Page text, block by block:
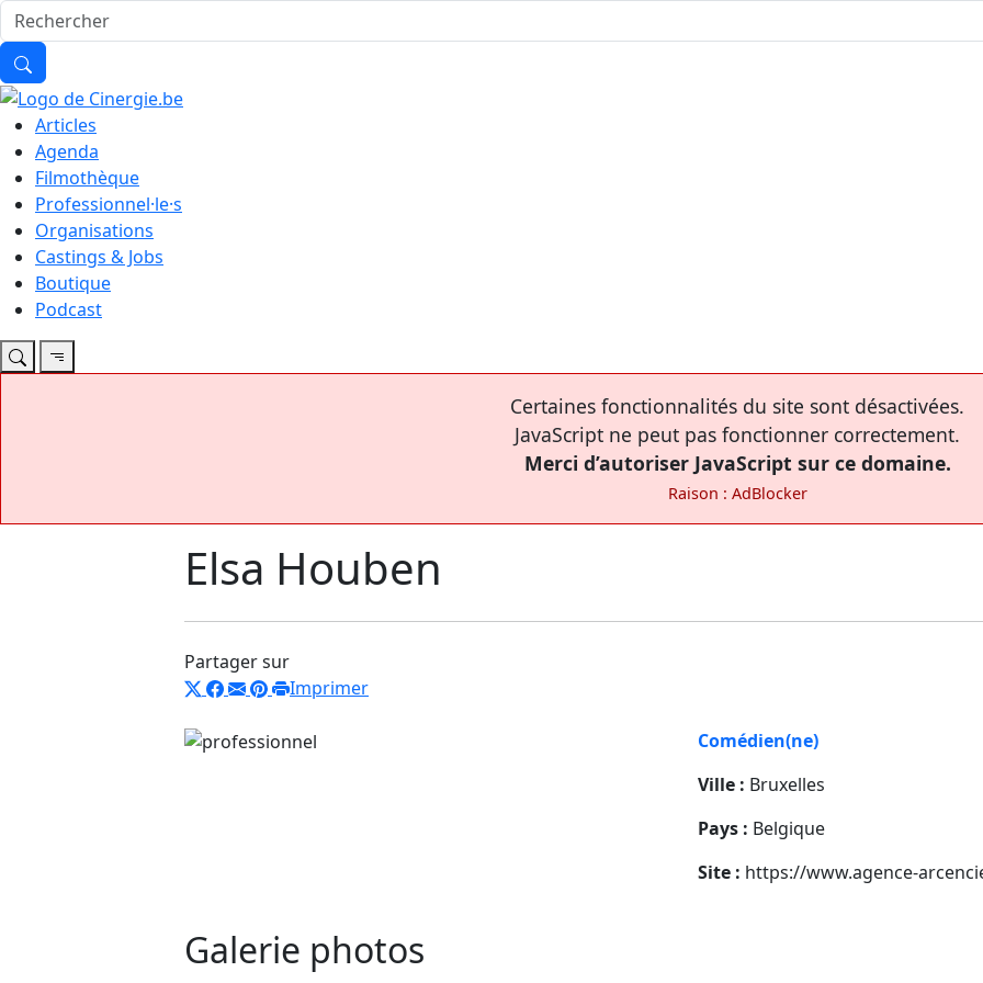
Articles
Agenda
Filmothèque
Professionnel·le·s
Organisations
Castings & Jobs
Boutique
Podcast
Certaines fonctionnalités du site sont désactivées.
JavaScript ne peut pas fonctionner correctement.
Merci d’autoriser JavaScript sur ce domaine.
Raison : AdBlocker
Elsa Houben
Partager sur
Imprimer
Comédien(ne)
Ville : Bruxelles
Pays : Belgique
Site : https://www.agence-
Galerie photos